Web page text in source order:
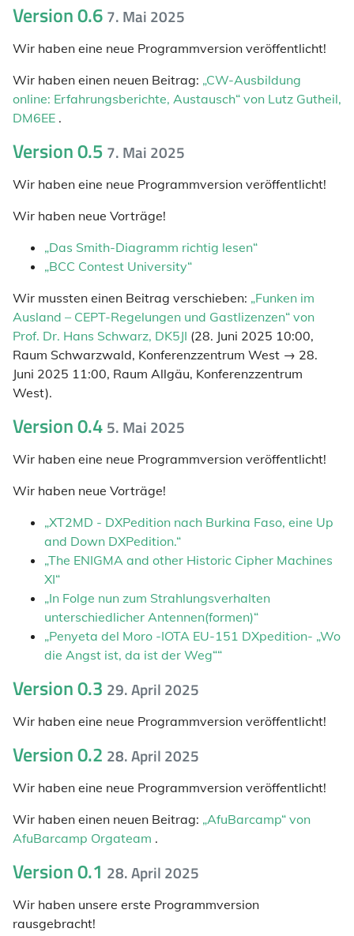
Version 0.6 7. Mai 2025
Wir haben eine neue Programmversion veröffentlicht!
Wir haben einen neuen Beitrag: „CW-Ausbildung
online: Erfahrungsberichte, Austausch“ von Lutz Gutheil,
DM6EE .
Version 0.5 7. Mai 2025
Wir haben eine neue Programmversion veröffentlicht!
Wir haben neue Vorträge!
„Das Smith-Diagramm richtig lesen“
„BCC Contest University“
Wir mussten einen Beitrag verschieben: „Funken im
Ausland – CEPT-Regelungen und Gastlizenzen“ von
Prof. Dr. Hans Schwarz, DK5JI (28. Juni 2025 10:00,
Raum Schwarzwald, Konferenzzentrum West → 28.
Juni 2025 11:00, Raum Allgäu, Konferenzzentrum
West).
Version 0.4 5. Mai 2025
Wir haben eine neue Programmversion veröffentlicht!
Wir haben neue Vorträge!
„XT2MD - DXPedition nach Burkina Faso, eine Up
and Down DXPedition.“
„The ENIGMA and other Historic Cipher Machines
XI“
„In Folge nun zum Strahlungsverhalten
unterschiedlicher Antennen(formen)“
„Penyeta del Moro -IOTA EU-151 DXpedition- „Wo
die Angst ist, da ist der Weg““
Version 0.3 29. April 2025
Wir haben eine neue Programmversion veröffentlicht!
Version 0.2 28. April 2025
Wir haben eine neue Programmversion veröffentlicht!
Wir haben einen neuen Beitrag: „AfuBarcamp“ von
AfuBarcamp Orgateam .
Version 0.1 28. April 2025
Wir haben unsere erste Programmversion
rausgebracht!